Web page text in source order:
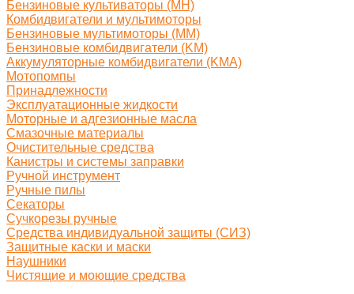
Бензиновые культиваторы (MH)
Комбидвигатели и мультимоторы
Бензиновые мультимоторы (MM)
Бензиновые комбидвигатели (KM)
Аккумуляторные комбидвигатели (KMA)
Мотопомпы
Принадлежности
Эксплуатационные жидкости
Моторные и адгезионные масла
Смазочные материалы
Очистительные средства
Канистры и системы заправки
Ручной инструмент
Ручные пилы
Секаторы
Сучкорезы ручные
Средства индивидуальной защиты (СИЗ)
Защитные каски и маски
Наушники
Чистящие и моющие средства